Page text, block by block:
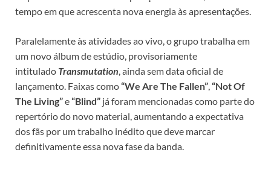
tempo em que acrescenta nova energia às apresentações.​
Paralelamente às atividades ao vivo, o grupo trabalha em
um novo álbum de estúdio, provisoriamente
intitulado Transmutation, ainda sem data oficial de
lançamento. Faixas como“We Are The Fallen”,“Not Of
The Living”e“Blind” já foram mencionadas como parte do
repertório do novo material, aumentando a expectativa
dos fãs por um trabalho inédito que deve marcar
definitivamente essa nova fase da banda.​